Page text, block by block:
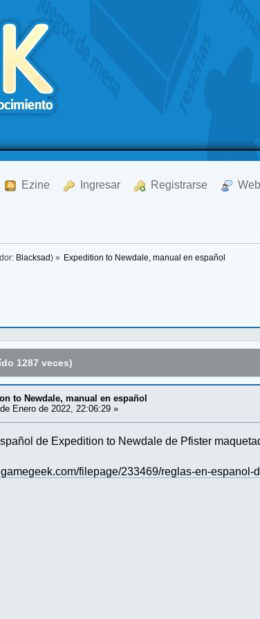
Ezine Ingresar Registrarse
Blacksad ) » Expedition to Newdale, manual en español
1287 veces)
to Newdale, manual en español
Enero de 2022, 22:06:29 »
de Expedition to Newdale de Pfister
filepage/233469/reglas-en-espanol-